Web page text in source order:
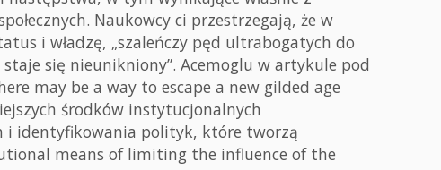
Naukowcy ci przestrzegają, że w
i władzę, „szaleńczy pęd ultrabogatych do
się nieunikniony”. Acemoglu w artykule pod
may be a way to escape a new gilded age
środków instytucjonalnych
i identyfikowania polityk, które tworzą
means of limiting the influence of the